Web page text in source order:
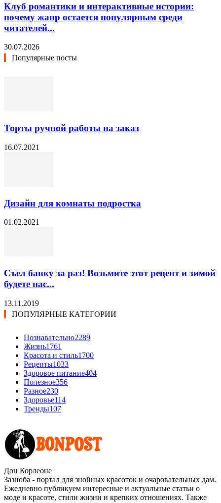
Клуб романтики и интерактивные истории:
почему жанр остается популярным среди
читателей...
30.07.2026
Популярные посты
Торты ручной работы на заказ
16.07.2021
Дизайн для комнаты подростка
01.02.2021
Съел банку за раз! Возьмите этот рецепт и зимой
будете нас...
13.11.2019
ПОПУЛЯРНЫЕ КАТЕГОРИИ
Познавательно2289
Жизнь1761
Красота и стиль1700
Рецепты1033
Здоровое питание404
Полезное356
Разное230
Здоровье114
Тренды107
Дон Корлеоне
Зазноба - портал для знойных красоток и очаровательных дам.
Ежедневно публикуем интересные и актуальные статьи о
моде и красоте, стили жизни и крепких отношениях. Также